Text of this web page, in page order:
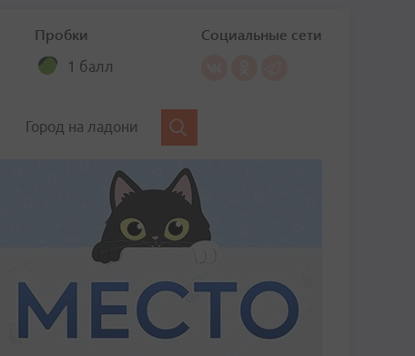
Пробки
1 балл
Социальные сети
Город на ладони